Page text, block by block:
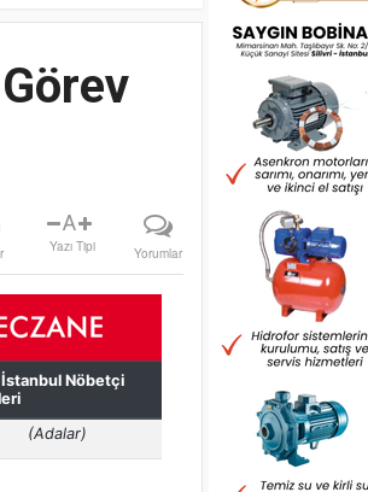
A
Yazı Tipi Yorumlar